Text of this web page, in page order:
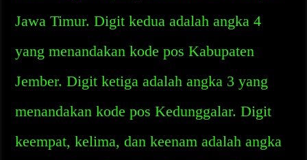
Jawa Timur. Digit kedua adalah angka 4
yang menandakan kode pos Kabupaten
Jember. Digit ketiga adalah angka 3 yang
menandakan kode pos Kedunggalar. Digit
keempat, kelima, dan keenam adalah angka